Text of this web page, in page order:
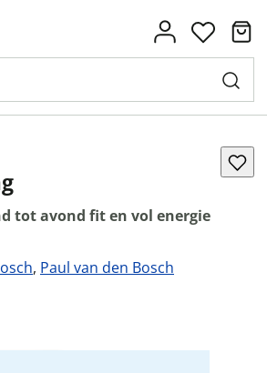
tot avond fit en vol energie
, Paul van den Bosch